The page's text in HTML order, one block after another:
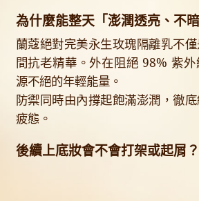
為什麼能整天「澎潤透亮、不
蘭蔻絕對完美永生玫瑰隔離乳不
間抗老精華。外在阻絕 98% 紫
源不絕的年輕能量。
防禦同時由內撐起飽滿澎潤，徹
疲態。
後續上底妝會不會打架或起屑？